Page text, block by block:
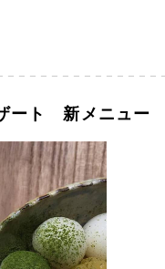
ート 新メニュー